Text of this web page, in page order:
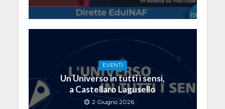
EVENTI
Un Universo in tutti i sensi,
a Castellaro Lagusello
2 Giugno 2026